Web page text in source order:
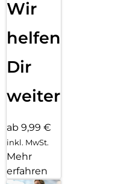
Wir
helfen
Dir
weiter
ab 9,99 €
inkl. MwSt.
Mehr
erfahren